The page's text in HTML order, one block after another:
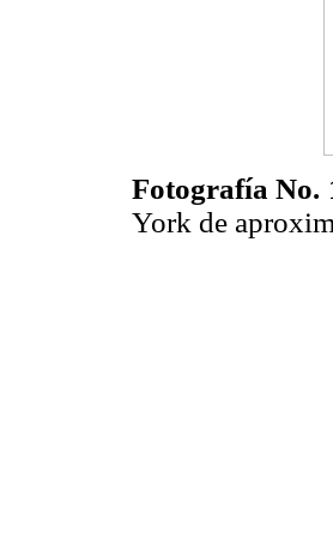
Fotografía No.
York de